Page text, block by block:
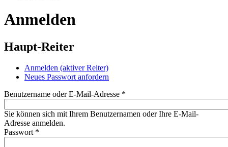
Anmelden
Haupt-Reiter
Anmelden (aktiver Reiter)
Neues Passwort anfordern
Benutzername oder E-Mail-Adresse *
Sie können sich mit Ihrem Benutzernamen oder Ihre E-Mail-
Adresse anmelden.
Passwort *